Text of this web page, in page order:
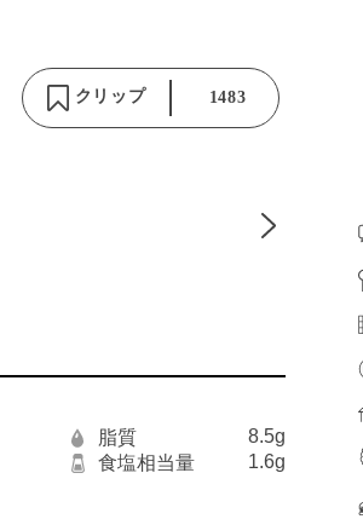
クリップ 1483
脂質
8.5g
食塩相当量 1.6g